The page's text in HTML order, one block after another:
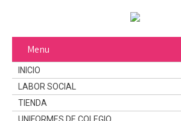
Menu
INICIO
LABOR SOCIAL
TIENDA